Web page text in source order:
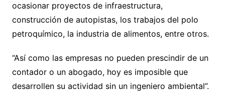
ocasionar proyectos de infraestructura,
construcción de autopistas, los trabajos del polo
petroquímico, la industria de alimentos, entre otros.
“Así como las empresas no pueden prescindir de un
contador o un abogado, hoy es imposible que
desarrollen su actividad sin un ingeniero ambiental”.